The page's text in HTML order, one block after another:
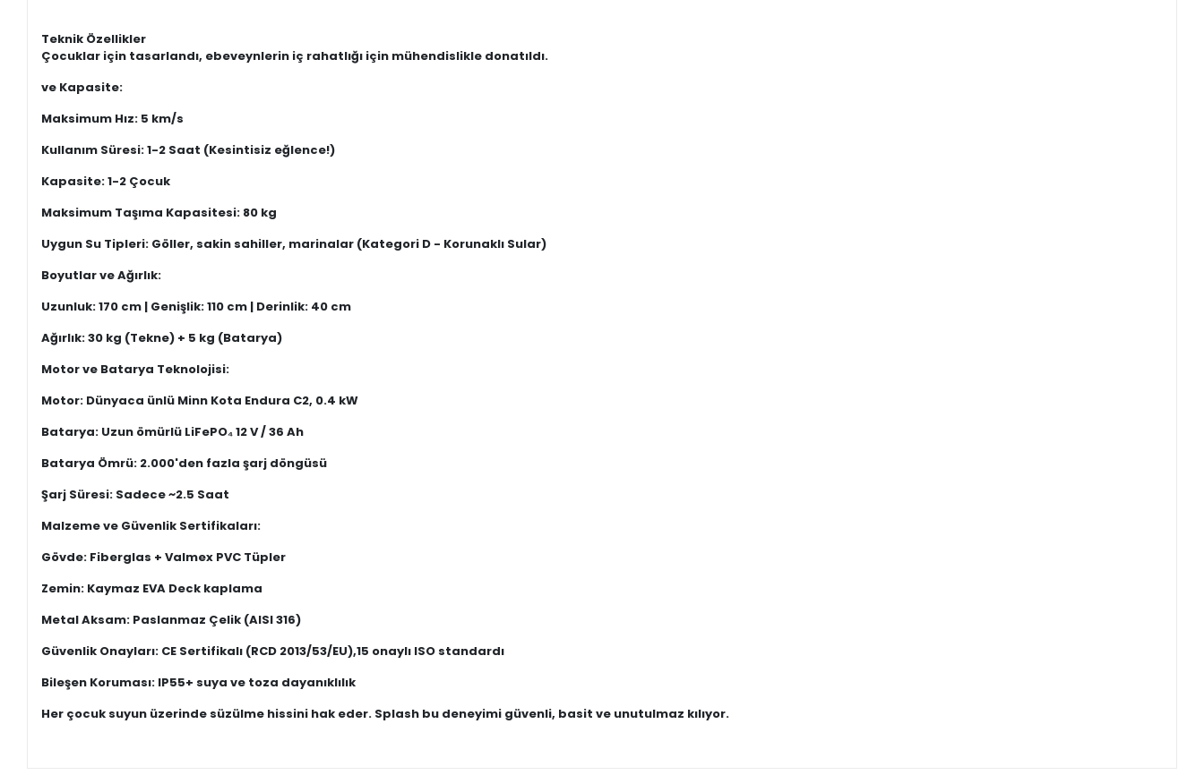
Teknik Özellikler
Çocuklar için tasarlandı, ebeveynlerin iç rahatlığı için mühendislikle donatıldı.
ve Kapasite:
Maksimum Hız: 5 km/s
Kullanım Süresi: 1-2 Saat (Kesintisiz eğlence!)
Kapasite: 1-2 Çocuk
Maksimum Taşıma Kapasitesi: 80 kg
Uygun Su Tipleri: Göller, sakin sahiller, marinalar (Kategori D - Korunaklı Sular)
Boyutlar ve Ağırlık:
Uzunluk: 170 cm | Genişlik: 110 cm | Derinlik: 40 cm
Ağırlık: 30 kg (Tekne) + 5 kg (Batarya)
Motor ve Batarya Teknolojisi:
Motor: Dünyaca ünlü Minn Kota Endura C2, 0.4 kW
Batarya: Uzun ömürlü LiFePO₄ 12 V / 36 Ah
Batarya Ömrü: 2.000'den fazla şarj döngüsü
Şarj Süresi: Sadece ~2.5 Saat
Malzeme ve Güvenlik Sertifikaları:
Gövde: Fiberglas + Valmex PVC Tüpler
Zemin: Kaymaz EVA Deck kaplama
Metal Aksam: Paslanmaz Çelik (AISI 316)
Güvenlik Onayları: CE Sertifikalı (RCD 2013/53/EU),15 onaylı ISO standardı
Bileşen Koruması: IP55+ suya ve toza dayanıklılık
Her çocuk suyun üzerinde süzülme hissini hak eder. Splash bu deneyimi güvenli, basit ve unutulmaz kılıyor.